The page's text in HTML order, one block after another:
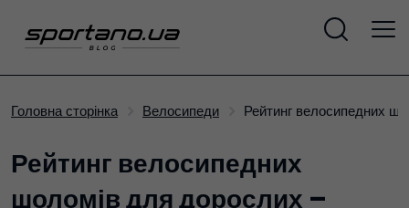
Головна сторінка Велосипеди Рейтинг велосипедних
Рейтинг велосипедних
шоломів для дорослих –